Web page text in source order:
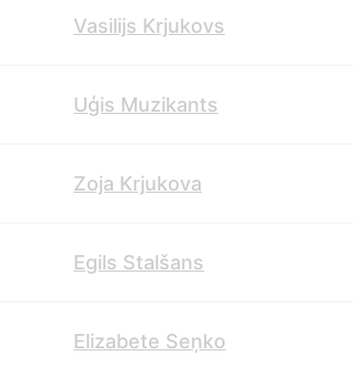
Vasilijs Krjukovs
Uģis Muzikants
Zoja Krjukova
Egils Stalšans
Elizabete Seņko